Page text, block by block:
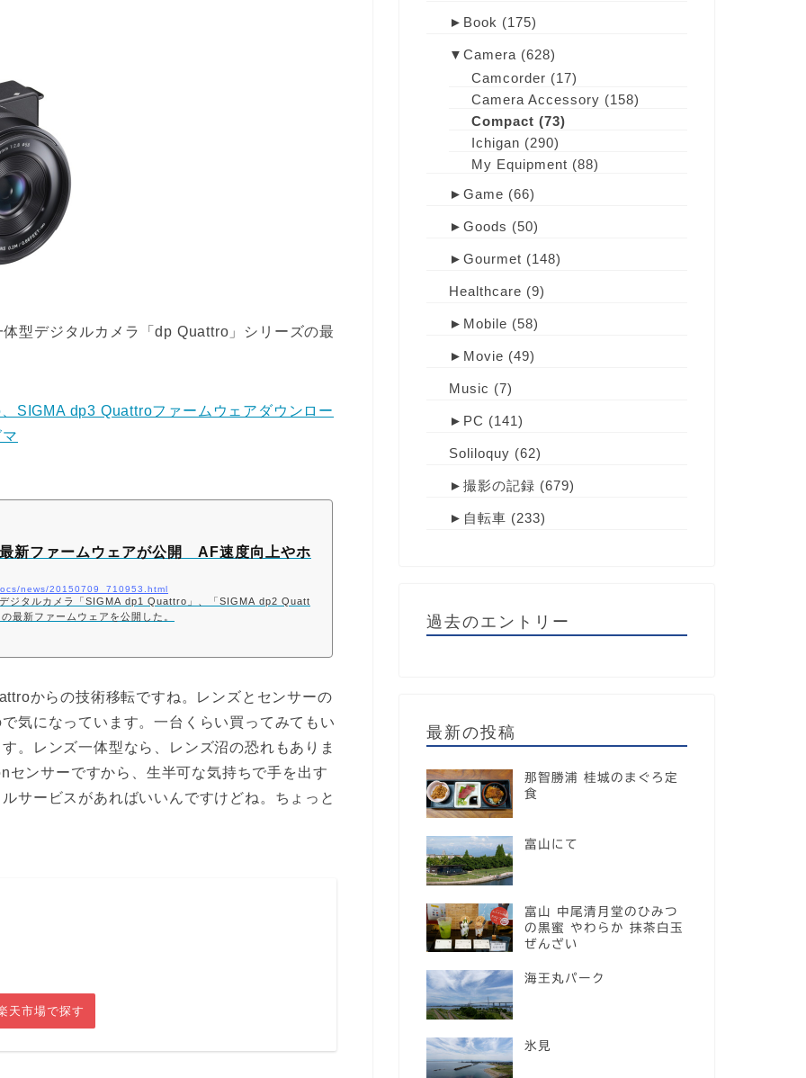
型デジタルカメラ「dp Quattro」シリーズの最
SIGMA dp3 Quattroファームウェアダウンロー
新ファームウェアが公開 AF速度向上やホ
news/20150709_710953.html
ジタルカメラ「SIGMA dp1 Quattro」、「SIGMA dp2 Quatt
最新ファームウェアを公開した。
からの技術移転ですね。レンズとセンサーの
気になっています。一台くらい買ってみてもい
。レンズ一体型なら、レンズ沼の恐れもありま
ンサーですから、生半可な気持ちで手を出す
サービスがあればいいんですけどね。ちょっと
天市場で探す
► Book (175)
▼ Camera (628)
Camcorder (17)
Camera Accessory (158)
Compact (73)
Ichigan (290)
My Equipment (88)
► Game (66)
► Goods (50)
► Gourmet (148)
Healthcare (9)
► Mobile (58)
► Movie (49)
Music (7)
► PC (141)
Soliloquy (62)
► 撮影の記録 (679)
► 自転車 (233)
過去のエントリー
最新の投稿
那智勝浦 桂城のまぐろ定
食
富山にて
富山 中尾清月堂のひみつ
の黒蜜 やわらか 抹茶白玉
ぜんざい
海王丸パーク
氷見